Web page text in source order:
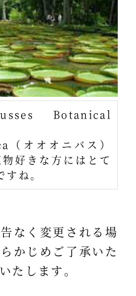
Botanical
オオオニバス）
好きな方にはとて
ね。
なく変更される場
かじめご了承いた
たします。